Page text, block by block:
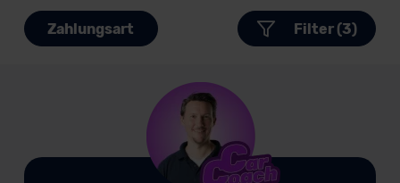
Zahlungsart Filter (3)